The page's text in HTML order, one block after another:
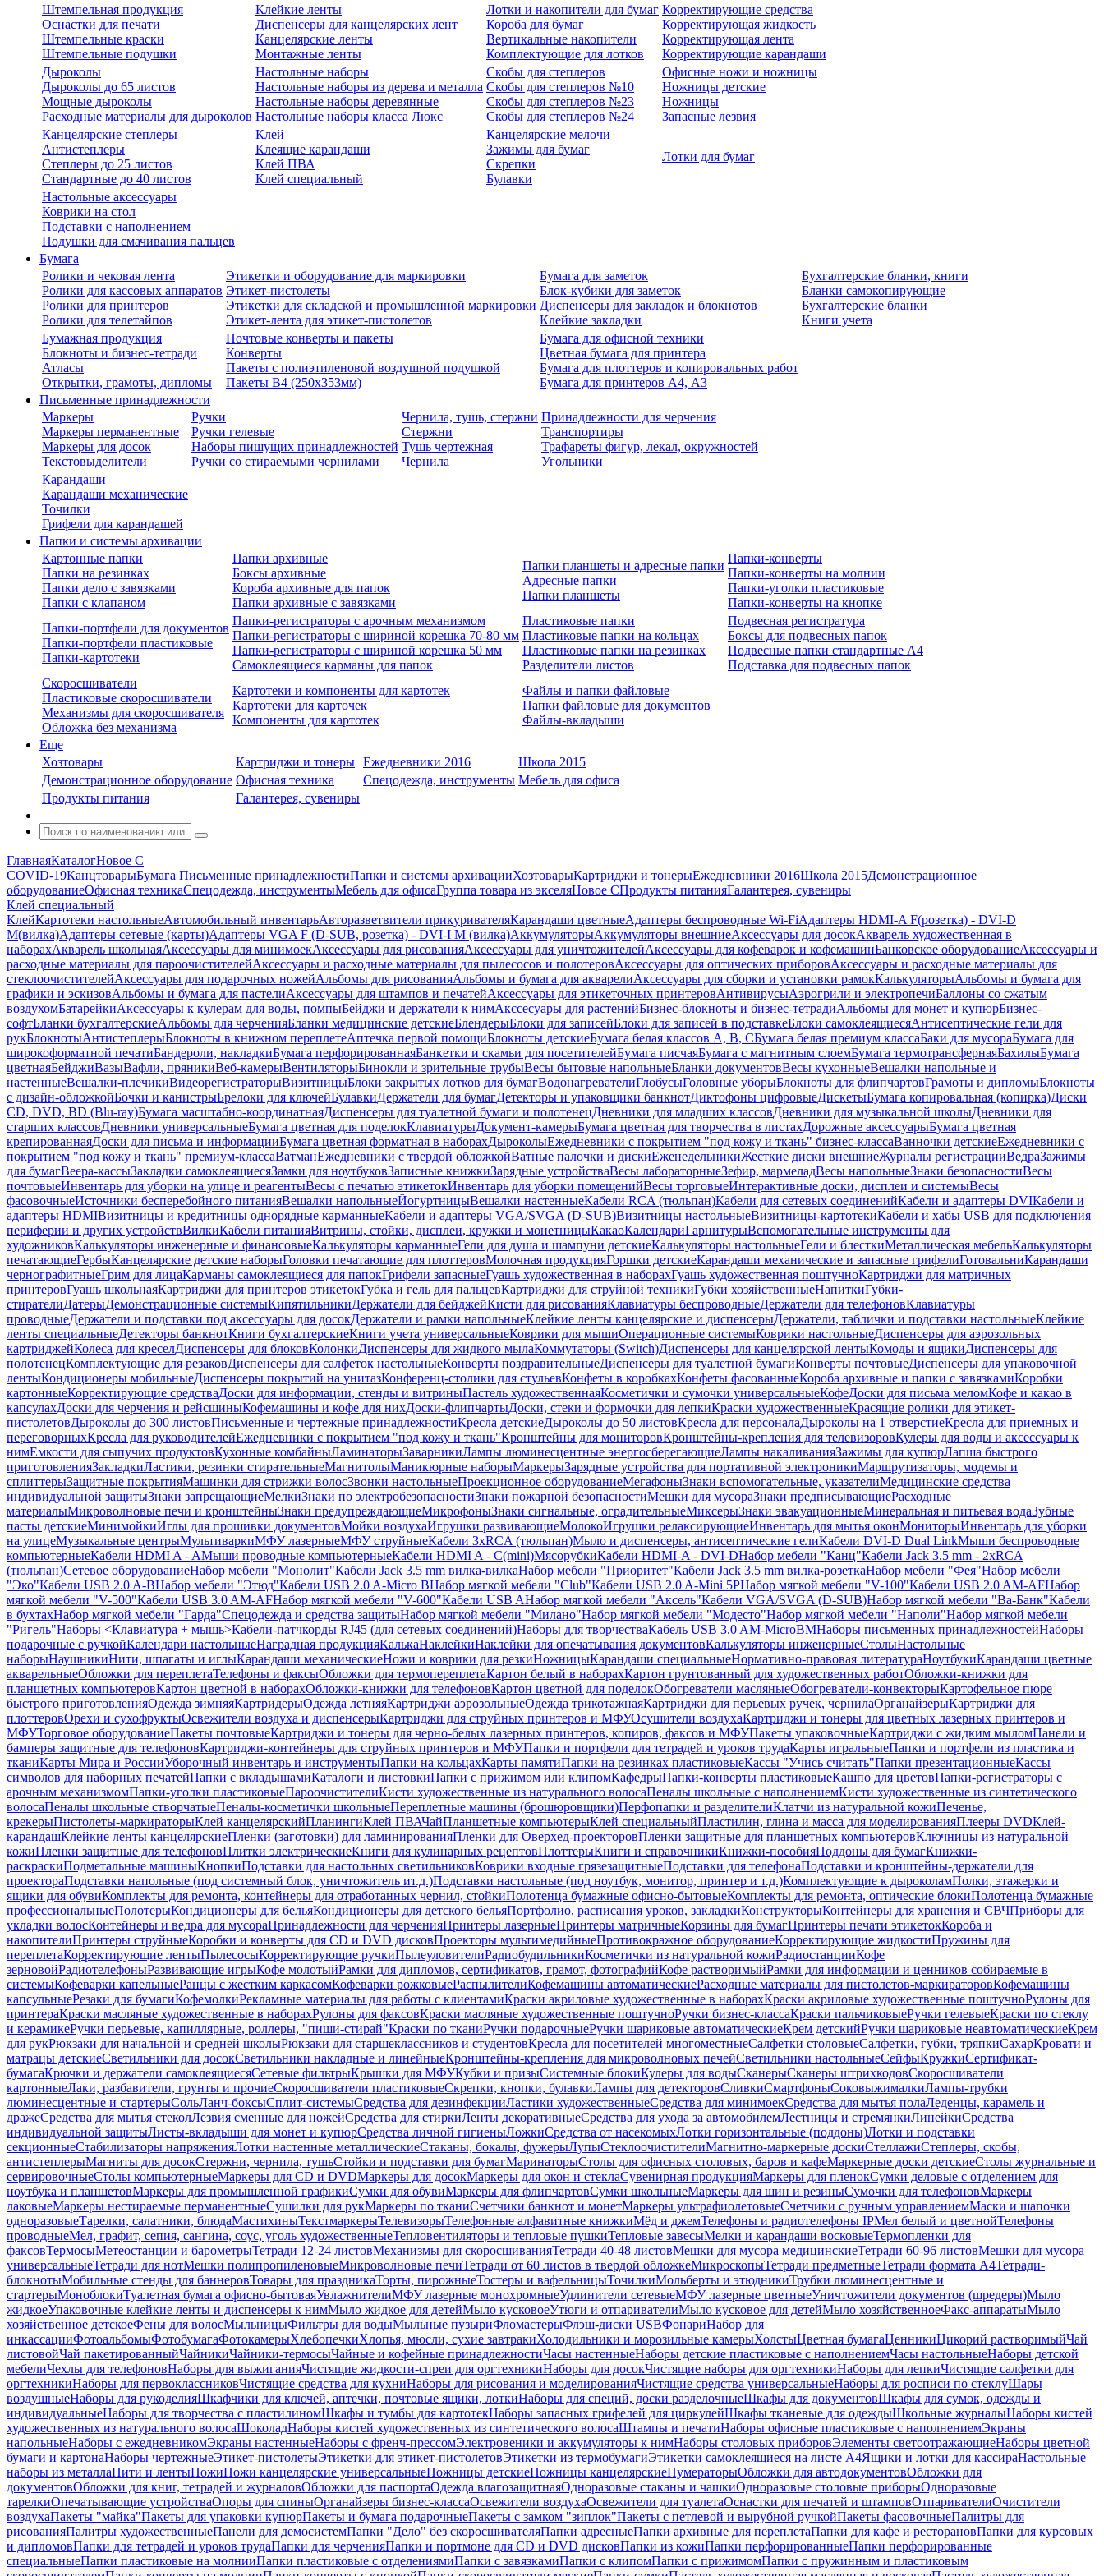
Штемпельная продукция
Оснастки для печати
Штемпельные краски
Штемпельные подушки
Клейкие ленты
Диспенсеры для канцелярских лент
Канцелярские ленты
Монтажные ленты
Лотки и накопители для бумаг
Короба для бумаг
Вертикальные накопители
Комплектующие для лотков
Корректирующие средства
Корректирующая жидкость
Корректирующая лента
Корректирующие карандаши
Дыроколы
Дыроколы до 65 листов
Мощные дыроколы
Расходные материалы для дыроколов
Настольные наборы
Настольные наборы из дерева и металла
Настольные наборы деревянные
Настольные наборы класса Люкс
Скобы для степлеров
Скобы для степлеров №10
Скобы для степлеров №23
Скобы для степлеров №24
Офисные ножи и ножницы
Ножницы детские
Ножницы
Запасные лезвия
Канцелярские степлеры
Антистеплеры
Степлеры до 25 листов
Стандартные до 40 листов
Клей
Клеящие карандаши
Клей ПВА
Клей специальный
Канцелярские мелочи
Зажимы для бумаг
Скрепки
Булавки
Лотки для бумаг
Настольные аксессуары
Коврики на стол
Подставки с наполнением
Подушки для смачивания пальцев
Бумага
Ролики и чековая лента
Ролики для кассовых аппаратов
Ролики для принтеров
Ролики для телетайпов
Этикетки и оборудование для маркировки
Этикет-пистолеты
Этикетки для складской и промышленной маркировки
Этикет-лента для этикет-пистолетов
Бумага для заметок
Блок-кубики для заметок
Диспенсеры для закладок и блокнотов
Клейкие закладки
Бухгалтерские бланки, книги
Бланки самокопирующие
Бухгалтерские бланки
Книги учета
Бумажная продукция
Блокноты и бизнес-тетради
Атласы
Открытки, грамоты, дипломы
Почтовые конверты и пакеты
Конверты
Пакеты с полиэтиленовой воздушной подушкой
Пакеты В4 (250х353мм)
Бумага для офисной техники
Цветная бумага для принтера
Бумага для плоттеров и копировальных работ
Бумага для принтеров А4, А3
Письменные принадлежности
Маркеры
Маркеры перманентные
Маркеры для досок
Текстовыделители
Ручки
Ручки гелевые
Наборы пишущих принадлежностей
Ручки со стираемыми чернилами
Чернила, тушь, стержни
Стержни
Тушь чертежная
Чернила
Принадлежности для черчения
Транспортиры
Трафареты фигур, лекал, окружностей
Угольники
Карандаши
Карандаши механические
Точилки
Грифели для карандашей
Папки и системы архивации
Картонные папки
Папки на резинках
Папки дело с завязками
Папки с клапаном
Папки архивные
Боксы архивные
Короба архивные для папок
Папки архивные с завязками
Папки планшеты и адресные папки
Адресные папки
Папки планшеты
Папки-конверты
Папки-конверты на молнии
Папки-уголки пластиковые
Папки-конверты на кнопке
Папки-портфели для документов
Папки-портфели пластиковые
Папки-картотеки
Папки-регистраторы с арочным механизмом
Папки-регистраторы с шириной корешка 70-80 мм
Папки-регистраторы с шириной корешка 50 мм
Самоклеящиеся карманы для папок
Пластиковые папки
Пластиковые папки на кольцах
Пластиковые папки на резинках
Разделители листов
Подвесная регистратура
Боксы для подвесных папок
Подвесные папки стандартные А4
Подставка для подвесных папок
Скоросшиватели
Пластиковые скоросшиватели
Механизмы для скоросшивателя
Обложка без механизма
Картотеки и компоненты для картотек
Картотеки для карточек
Компоненты для картотек
Файлы и папки файловые
Папки файловые для документов
Файлы-вкладыши
Еще
Хозтовары
Картриджи и тонеры Ежедневники 2016
Школа 2015
Демонстрационное оборудование Офисная техника Спецодежда, инструменты Мебель для офиса
Продукты питания
Галантерея, сувениры
ГлавнаяКаталогНовое С
COVID-19КанцтоварыБумага Письменные принадлежностиПапки и системы архивацииХозтоварыКартриджи и тонерыЕжедневники 2016Школа 2015Демонстрационное
оборудованиеОфисная техникаСпецодежда, инструментыМебель для офисаГруппа товара из экселяНовое СПродукты питанияГалантерея, сувениры
Клей специальный
КлейКартотеки настольныеАвтомобильный инвентарьАвторазветвители прикуривателяКарандаши цветныеАдаптеры беспроводные Wi-FiАдаптеры HDMI-A F(розетка) - DVI-D
M(вилка)Адаптеры сетевые (карты)Адаптеры VGA F (D-SUB, розетка) - DVI-I M (вилка)АккумуляторыАккумуляторы внешниеАксессуары для досокАкварель художественная в
наборахАкварель школьнаяАксессуары для минимоекАксессуары для рисованияАксессуары для уничтожителейАксессуары для кофеварок и кофемашинБанковское оборудованиеАксессуары и
расходные материалы для пароочистителейАксессуары и расходные материалы для пылесосов и полотеровАксессуары для оптических приборовАксессуары и расходные материалы для
стеклоочистителейАксессуары для подарочных ножейАльбомы для рисованияАльбомы и бумага для акварелиАксессуары для сборки и установки рамокКалькуляторыАльбомы и бумага для
графики и эскизовАльбомы и бумага для пастелиАксессуары для штампов и печатейАксессуары для этикеточных принтеровАнтивирусыАэрогрили и электропечиБаллоны со сжатым
воздухомБатарейкиАксессуары к кулерам для воды, помпыБейджи и держатели к нимАкссесуары для растенийБизнес-блокноты и бизнес-тетрадиАльбомы для монет и купюрБизнес-
софтБланки бухгалтерскиеАльбомы для черченияБланки медицинские детскиеБлендерыБлоки для записейБлоки для записей в подставкеБлоки самоклеящиесяАнтисептические гели для
рукБлокнотыАнтистеплерыБлокноты в книжном переплетеАптечка первой помощиБлокноты детскиеБумага белая классов А, В, СБумага белая премиум классаБаки для мусораБумага для
широкоформатной печатиБандероли, накладкиБумага перфорированнаяБанкетки и скамьи для посетителейБумага писчаяБумага с магнитным слоемБумага термотрансфернаяБахилыБумага
цветнаяБейджиВазыВафли, пряникиВеб-камерыВентиляторыБинокли и зрительные трубыВесы бытовые напольныеБланки документовВесы кухонныеВешалки напольные и
настенныеВешалки-плечикиВидеорегистраторыВизитницыБлоки закрытых лотков для бумагВодонагревателиГлобусыГоловные уборыБлокноты для флипчартовГрамоты и дипломыБлокноты
с дизайн-обложкойБочки и канистрыБрелоки для ключейБулавкиДержатели для бумагДетекторы и упаковщики банкнотДиктофоны цифровыеДискетыБумага копировальная (копирка)Диски
CD, DVD, BD (Blu-ray)Бумага масштабно-координатнаяДиспенсеры для туалетной бумаги и полотенецДневники для младших классовДневники для музыкальной школыДневники для
старших классовДневники универсальныеБумага цветная для поделокКлавиатурыДокумент-камерыБумага цветная для творчества в листахДорожные аксессуарыБумага цветная
крепированнаяДоски для письма и информацииБумага цветная форматная в наборахДыроколыЕжедневники с покрытием "под кожу и ткань" бизнес-классаВанночки детскиеЕжедневники с
покрытием "под кожу и ткань" премиум-классаВатманЕжедневники с твердой обложкойВатные палочки и дискиЕженедельникиЖесткие диски внешниеЖурналы регистрацииВедраЗажимы
для бумагВеера-кассыЗакладки самоклеящиесяЗамки для ноутбуковЗаписные книжкиЗарядные устройстваВесы лабораторныеЗефир, мармеладВесы напольныеЗнаки безопасностиВесы
почтовыеИнвентарь для уборки на улице и реагентыВесы с печатью этикетокИнвентарь для уборки помещенийВесы торговыеИнтерактивные доски, дисплеи и системыВесы
фасовочныеИсточники бесперебойного питанияВешалки напольныеЙогуртницыВешалки настенныеКабели RCA (тюльпан)Кабели для сетевых соединенийКабели и адаптеры DVIКабели и
адаптеры HDMIВизитницы и кредитницы однорядные карманныеКабели и адаптеры VGA/SVGA (D-SUB)Визитницы настольныеВизитницы-картотекиКабели и хабы USB для подключения
периферии и других устройствВилкиКабели питанияВитрины, стойки, дисплеи, кружки и монетницыКакаоКалендариГарнитурыВспомогательные инструменты для
художниковКалькуляторы инженерные и финансовыеКалькуляторы карманныеГели для душа и шампуни детскиеКалькуляторы настольныеГели и блесткиМеталлическая мебельКалькуляторы
печатающиеГербыКанцелярские детские наборыГоловки печатающие для плоттеровМолочная продукцияГоршки детскиеКарандаши механические и запасные грифелиГотовальниКарандаши
чернографитныеГрим для лицаКарманы самоклеящиеся для папокГрифели запасныеГуашь художественная в наборахГуашь художественная поштучноКартриджи для матричных
принтеровГуашь школьнаяКартриджи для принтеров этикетокГубка и гель для пальцевКартриджи для струйной техникиГубки хозяйственныеНапиткиГубки-
стирателиДатерыДемонстрационные системыКипятильникиДержатели для бейджейКисти для рисованияКлавиатуры беспроводныеДержатели для телефоновКлавиатуры
проводныеДержатели и подставки под аксессуары для досокДержатели и рамки напольныеКлейкие ленты канцелярские и диспенсерыДержатели, таблички и подставки настольныеКлейкие
ленты специальныеДетекторы банкнотКниги бухгалтерскиеКниги учета универсальныеКоврики для мышиОперационные системыКоврики настольныеДиспенсеры для аэрозольных
картриджейКолеса для креселДиспенсеры для блоковКолонкиДиспенсеры для жидкого мылаКоммутаторы (Switch)Диспенсеры для канцелярской лентыКомоды и ящикиДиспенсеры для
полотенецКомплектующие для резаковДиспенсеры для салфеток настольныеКонверты поздравительныеДиспенсеры для туалетной бумагиКонверты почтовыеДиспенсеры для упаковочной
лентыКондиционеры мобильныеДиспенсеры покрытий на унитазКонференц-столики для стульевКонфеты в коробкахКонфеты фасованныеКороба архивные и папки с завязкамиКоробки
картонныеКорректирующие средстваДоски для информации, стенды и витриныПастель художественнаяКосметички и сумочки универсальныеКофеДоски для письма меломКофе и какао в
капсулахДоски для черчения и рейсшиныКофемашины и кофе для нихДоски-флипчартыДоски, стеки и формочки для лепкиКраски художественныеКрасящие ролики для этикет-
пистолетовДыроколы до 300 листовПисьменные и чертежные принадлежностиКресла детскиеДыроколы до 50 листовКресла для персоналаДыроколы на 1 отверстиеКресла для приемных и
переговорныхКресла для руководителейЕжедневники с покрытием "под кожу и ткань"Кронштейны для мониторовКронштейны-крепления для телевизоровКулеры для воды и аксессуары к
нимЕмкости для сыпучих продуктовКухонные комбайныЛаминаторыЗаварникиЛампы люминесцентные энергосберегающиеЛампы накаливанияЗажимы для купюрЛапша быстрого
приготовленияЗакладкиЛастики, резинки стирательныеМагнитолыМаникюрные наборыМаркерыЗарядные устройства для портативной электроникиМаршрутизаторы, модемы и
сплиттерыЗащитные покрытияМашинки для стрижки волосЗвонки настольныеПроекционное оборудованиеМегафоныЗнаки вспомогательные, указателиМедицинские средства
индивидуальной защитыЗнаки запрещающиеМелкиЗнаки по электробезопасностиЗнаки пожарной безопасностиМешки для мусораЗнаки предписывающиеРасходные
материалыМикроволновые печи и кронштейныЗнаки предупреждающиеМикрофоныЗнаки сигнальные, оградительныеМиксерыЗнаки эвакуационныеМинеральная и питьевая водаЗубные
пасты детскиеМинимойкиИглы для прошивки документовМойки воздухаИгрушки развивающиеМолокоИгрушки релаксирующиеИнвентарь для мытья оконМониторыИнвентарь для уборки
на улицеМузыкальные центрыМультиваркиМФУ лазерныеМФУ струйныеКабели 3xRCA (тюльпан)Мыло и диспенсеры, антисептические гелиКабели DVI-D Dual LinkМыши беспроводные
компьютерныеКабели HDMI A - AМыши проводные компьютерныеКабели HDMI A - C(mini)МясорубкиКабели HDMI-A - DVI-DНабор мебели "Канц"Кабели Jack 3.5 mm - 2xRCA
(тюльпан)Сетевое оборудованиеНабор мебели "Монолит"Кабели Jack 3.5 mm вилка-вилкаНабор мебели "Приоритет"Кабели Jack 3.5 mm вилка-розеткаНабор мебели "Фея"Набор мебели
"Эко"Кабели USB 2.0 A-BНабор мебели "Этюд"Кабели USB 2.0 A-Micro BНабор мягкой мебели "Club"Кабели USB 2.0 A-Mini 5PНабор мягкой мебели "V-100"Кабели USB 2.0 AM-AFНабор
мягкой мебели "V-500"Кабели USB 3.0 AM-AFНабор мягкой мебели "V-600"Кабели USB AНабор мягкой мебели "Аксель"Кабели VGA/SVGA (D-SUB)Набор мягкой мебели "Ва-Банк"Кабели
в бухтахНабор мягкой мебели "Гарда"Спецодежда и средства защитыНабор мягкой мебели "Милано"Набор мягкой мебели "Модесто"Набор мягкой мебели "Наполи"Набор мягкой мебели
"Ригель"Наборы <Клавиатура + мышь>Кабели-патчкорды RJ45 (для сетевых соединений)Наборы для творчестваКабель USB 3.0 AM-MicroBMНаборы письменных принадлежностейНаборы
подарочные с ручкойКалендари настольныеНаградная продукцияКалькаНаклейкиНаклейки для опечатывания документовКалькуляторы инженерныеСтолыНастольные
наборыНаушникиНити, шпагаты и иглыКарандаши механическиеНожи и коврики для резкиНожницыКарандаши специальныеНормативно-правовая литератураНоутбукиКарандаши цветные
акварельныеОбложки для переплетаТелефоны и факсыОбложки для термопереплетаКартон белый в наборахКартон грунтованный для художественных работОбложки-книжки для
планшетных компьютеровКартон цветной в наборахОбложки-книжки для телефоновКартон цветной для поделокОбогреватели масляныеОбогреватели-конвекторыКартофельное пюре
быстрого приготовленияОдежда зимняяКартридерыОдежда летняяКартриджи аэрозольныеОдежда трикотажнаяКартриджи для перьевых ручек, чернилаОрганайзерыКартриджи для
плоттеровОрехи и сухофруктыОсвежители воздуха и диспенсерыКартриджи для струйных принтеров и МФУОсушители воздухаКартриджи и тонеры для цветных лазерных принтеров и
МФУТорговое оборудованиеПакеты почтовыеКартриджи и тонеры для черно-белых лазерных принтеров, копиров, факсов и МФУПакеты упаковочныеКартриджи с жидким мыломПанели и
бамперы защитные для телефоновКартриджи-контейнеры для струйных принтеров и МФУПапки и портфели для тетрадей и уроков трудаКарты игральныеПапки и портфели из пластика и
тканиКарты Мира и РоссииУборочный инвентарь и инструментыПапки на кольцахКарты памятиПапки на резинках пластиковыеКассы "Учись считать"Папки презентационныеКассы
символов для наборных печатейПапки с вкладышамиКаталоги и листовкиПапки с прижимом или клипомКафедрыПапки-конверты пластиковыеКашпо для цветовПапки-регистраторы с
арочным механизмомПапки-уголки пластиковыеПароочистителиКисти художественные из натурального волосаПеналы школьные с наполнениемКисти художественные из синтетического
волосаПеналы школьные створчатыеПеналы-косметички школьныеПереплетные машины (брошюровщики)Перфопапки и разделителиКлатчи из натуральной кожиПеченье,
крекерыПистолеты-маркираторыКлей канцелярскийПланингиКлей ПВАЧайПланшетные компьютерыКлей специальныйПластилин, глина и масса для моделированияПлееры DVDКлей-
карандашКлейкие ленты канцелярскиеПленки (заготовки) для ламинированияПленки для Оверхед-проекторовПленки защитные для планшетных компьютеровКлючницы из натуральной
кожиПленки защитные для телефоновПлитки электрическиеКниги для кулинарных рецептовПлоттерыКниги и справочникиКнижки-пособияПоддоны для бумагКнижки-
раскраскиПодметальные машиныКнопкиПодставки для настольных светильниковКоврики входные грязезащитныеПодставки для телефонаПодставки и кронштейны-держатели для
проектораПодставки напольные (под системный блок, уничтожитель ит.д.)Подставки настольные (под ноутбук, монитор, принтер и т.д.)Комплектующие к дыроколамПолки, этажерки и
ящики для обувиКомплекты для ремонта, контейнеры для отработанных чернил, стойкиПолотенца бумажные офисно-бытовыеКомплекты для ремонта, оптические блокиПолотенца бумажные
профессиональныеПолотерыКондиционеры для бельяКондиционеры для детского бельяПортфолио, расписания уроков, закладкиКонструкторыКонтейнеры для хранения и СВЧПриборы для
укладки волосКонтейнеры и ведра для мусораПринадлежности для черченияПринтеры лазерныеПринтеры матричныеКорзины для бумагПринтеры печати этикетокКороба и
накопителиПринтеры струйныеКоробки и конверты для CD и DVD дисковПроекторы мультимедийныеПротивокражное оборудованиеКорректирующие жидкостиПружины для
переплетаКорректирующие лентыПылесосыКорректирующие ручкиПылеуловителиРадиобудильникиКосметички из натуральной кожиРадиостанцииКофе
зерновойРадиотелефоныРазвивающие игрыКофе молотыйРамки для дипломов, сертификатов, грамот, фотографийКофе растворимыйРамки для информации и ценников собираемые в
системыКофеварки капельныеРанцы с жестким каркасомКофеварки рожковыеРаспылителиКофемашины автоматическиеРасходные материалы для пистолетов-маркираторовКофемашины
капсульныеРезаки для бумагиКофемолкиРекламные материалы для работы с клиентамиКраски акриловые художественные в наборахКраски акриловые художественные поштучноРулоны для
принтераКраски масляные художественные в наборахРулоны для факсовКраски масляные художественные поштучноРучки бизнес-классаКраски пальчиковыеРучки гелевыеКраски по стеклу
и керамикеРучки перьевые, капиллярные, роллеры, "пиши-стирай"Краски по тканиРучки подарочныеРучки шариковые автоматическиеКрем детскийРучки шариковые неавтоматическиеКрем
для рукРюкзаки для начальной и средней школыРюкзаки для старшеклассников и студентовКресла для посетителей многоместныеСалфетки столовыеСалфетки, губки, тряпкиСахарКровати и
матрацы детскиеСветильники для досокСветильники накладные и линейныеКронштейны-крепления для микроволновых печейСветильники настольныеСейфыКружкиСертификат-
бумагаКрючки и держатели самоклеящиесяСетевые фильтрыКрышки для МФУКубки и призыСистемные блокиКулеры для водыСканерыСканеры штрихкодовСкоросшиватели
картонныеЛаки, разбавители, грунты и прочиеСкоросшиватели пластиковыеСкрепки, кнопки, булавкиЛампы для детекторовСливкиСмартфоныСоковыжималкиЛампы-трубки
люминесцентные и стартерыСольЛанч-боксыСплит-системыСредства для дезинфекцииЛастики художественныеСредства для минимоекСредства для мытья полаЛеденцы, карамель и
дражеСредства для мытья стеколЛезвия сменные для ножейСредства для стиркиЛенты декоративныеСредства для ухода за автомобилемЛестницы и стремянкиЛинейкиСредства
индивидуальной защитыЛисты-вкладыши для монет и купюрСредства личной гигиеныЛожкиСредства от насекомыхЛотки горизонтальные (поддоны)Лотки и подставки
секционныеСтабилизаторы напряженияЛотки настенные металлическиеСтаканы, бокалы, фужерыЛупыСтеклоочистителиМагнитно-маркерные доскиСтеллажиСтеплеры, скобы,
антистеплерыМагниты для досокСтержни, чернила, тушьСтойки и подставки для бумагМаринаторыСтолы для офисных столовых, баров и кафеМаркерные доски детскиеСтолы журнальные и
сервировочныеСтолы компьютерныеМаркеры для CD и DVDМаркеры для досокМаркеры для окон и стеклаСувенирная продукцияМаркеры для пленокСумки деловые с отделением для
ноутбука и планшетовМаркеры для промышленной графикиСумки для обувиМаркеры для флипчартовСумки школьныеМаркеры для шин и резиныСумочки для телефоновМаркеры
лаковыеМаркеры нестираемые перманентныеСушилки для рукМаркеры по тканиСчетчики банкнот и монетМаркеры ультрафиолетовыеСчетчики с ручным управлениемМаски и шапочки
одноразовыеТарелки, салатники, блюдаМастихиныТекстмаркерыТелевизорыТелефонные алфавитные книжкиМёд и джемТелефоны и радиотелефоны IPМел белый и цветнойТелефоны
проводныеМел, графит, сепия, сангина, соус, уголь художественныеТепловентиляторы и тепловые пушкиТепловые завесыМелки и карандаши восковыеТермопленки для
факсовТермосыМетеостанции и барометрыТетради 12-24 листовМеханизмы для скоросшиванияТетради 40-48 листовМешки для мусора медицинскиеТетради 60-96 листовМешки для мусора
универсальныеТетради для нотМешки полипропиленовыеМикроволновые печиТетради от 60 листов в твердой обложкеМикроскопыТетради предметныеТетради формата А4Тетради-
блокнотыМобильные стенды для баннеровТовары для праздникаТорты, пирожныеТостеры и вафельницыТочилкиМольберты и этюдникиТрубки люминесцентные и
стартерыМоноблокиТуалетная бумага офисно-бытоваяУвлажнителиМФУ лазерные монохромныеУдлинители сетевыеМФУ лазерные цветныеУничтожители документов (шредеры)Мыло
жидкоеУпаковочные клейкие ленты и диспенсеры к нимМыло жидкое для детейМыло кусковоеУтюги и отпаривателиМыло кусковое для детейМыло хозяйственноеФакс-аппаратыМыло
хозяйственное детскоеФены для волосМыльницыФильтры для водыМыльные пузыриФломастерыФлэш-диски USBФонариНабор для
инкассацииФотоальбомыФотобумагаФотокамерыХлебопечкиХлопья, мюсли, сухие завтракиХолодильники и морозильные камерыХолстыЦветная бумагаЦенникиЦикорий растворимыйЧай
листовойЧай пакетированныйЧайникиЧайники-термосыЧайные и кофейные принадлежностиЧасы настенныеНаборы детские пластиковые с наполнениемЧасы настольныеНаборы детской
мебелиЧехлы для телефоновНаборы для выжиганияЧистящие жидкости-спреи для оргтехникиНаборы для досокЧистящие наборы для оргтехникиНаборы для лепкиЧистящие салфетки для
оргтехникиНаборы для первоклассниковЧистящие средства для кухниНаборы для рисования и моделированияЧистящие средства универсальныеНаборы для росписи по стеклуШары
воздушныеНаборы для рукоделияШкафчики для ключей, аптечки, почтовые ящики, лоткиНаборы для специй, доски разделочныеШкафы для документовШкафы для сумок, одежды и
индивидуальныеНаборы для творчества с пластилиномШкафы и тумбы для картотекНаборы запасных грифелей для циркулейШкафы тканевые для одеждыШкольные журналыНаборы кистей
художественных из натурального волосаШоколадНаборы кистей художественных из синтетического волосаШтампы и печатиНаборы офисные пластиковые с наполнениемЭкраны
напольныеНаборы с ежедневникомЭкраны настенныеНаборы с френч-прессомЭлектровеники и аккумуляторы к нимНаборы столовых приборовЭлементы светоотражающиеНаборы цветной
бумаги и картонаНаборы чертежныеЭтикет-пистолетыЭтикетки для этикет-пистолетовЭтикетки из термобумагиЭтикетки самоклеящиеся на листе А4Ящики и лотки для кассираНастольные
наборы из металлаНити и лентыНожиНожи канцелярские универсальныеНожницы детскиеНожницы канцелярскиеНумераторыОбложки для автодокументовОбложки для
документовОбложки для книг, тетрадей и журналовОбложки для паспортаОдежда влагозащитнаяОдноразовые стаканы и чашкиОдноразовые столовые приборыОдноразовые
тарелкиОпечатывающие устройстваОпоры для спиныОрганайзеры бизнес-классаОсвежители воздухаОсвежители для туалетаОснастки для печатей и штамповОтпаривателиОчистители
воздухаПакеты "майка"Пакеты для упаковки купюрПакеты и бумага подарочныеПакеты с замком "зиплок"Пакеты с петлевой и вырубной ручкойПакеты фасовочныеПалитры для
рисованияПалитры художественныеПанели для демосистемПапки "Дело" без скоросшивателяПапки адресныеПапки архивные для переплетаПапки для кафе и ресторановПапки для курсовых
и дипломовПапки для тетрадей и уроков трудаПапки для черченияПапки и портмоне для CD и DVD дисковПапки из кожиПапки перфорированныеПапки перфорированные
специальныеПапки пластиковые на молнииПапки пластиковые с отделениямиПапки с завязкамиПапки с клипомПапки с прижимомПапки с пружинным и пластиковым